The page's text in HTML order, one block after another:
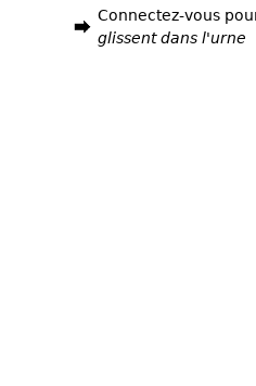
Connectez-vous
glissent dans l'urne